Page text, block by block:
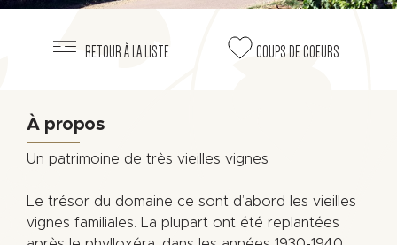
RETOUR À LA LISTE COUPS DE COEURS
À propos
Un patrimoine de très vieilles vignes
Le trésor du domaine ce sont d’abord les vieilles
vignes familiales. La plupart ont été replantées